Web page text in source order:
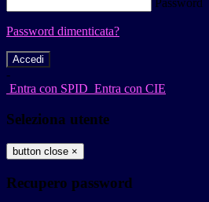
Password
Password dimenticata?
-
Entra con SPID Entra con CIE
Seleziona utente
button close ×
Recupero password